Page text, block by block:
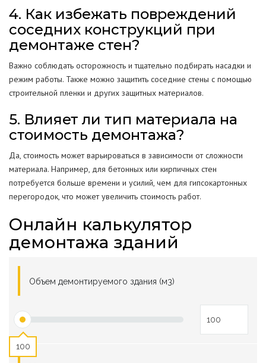
4. Как избежать повреждений
соседних конструкций при
демонтаже стен?
Важно соблюдать осторожность и тщательно подбирать насадки и
режим работы. Также можно защитить соседние стены с помощью
строительной пленки и других защитных материалов.
5. Влияет ли тип материала на
стоимость демонтажа?
Да, стоимость может варьироваться в зависимости от сложности
материала. Например, для бетонных или кирпичных стен
потребуется больше времени и усилий, чем для гипсокартонных
перегородок, что может увеличить стоимость работ.
Онлайн калькулятор
демонтажа зданий
Объем демонтируемого здания (м3)
100